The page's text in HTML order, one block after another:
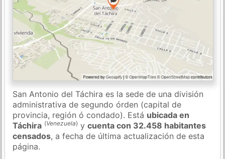
San Antonio del Táchira es la sede de una división
administrativa de segundo órden (capital de
provincia, región ó condado). Está ubicada en
Táchira (Venezuela) ycuenta con 32.458 habitantes
censados, a fecha de última actualización de esta
página.